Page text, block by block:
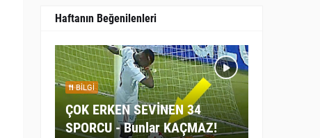
Haftanın Beğenilenleri
BILGI
ÇOK ERKEN SEVİNEN 34
SPORCU - Bunlar KAÇMAZ!